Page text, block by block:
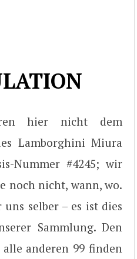
hier nicht dem
Lamborghini Miura
Nummer #4245; wir
noch nicht, wann, wo.
selber – es ist dies
Sammlung. Den
anderen 99 finden